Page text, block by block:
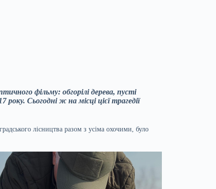
фільму: обгорілі дерева, пусті
Сьогодні ж на місці цієї трагедії
лісництва разом з усіма охочими, було